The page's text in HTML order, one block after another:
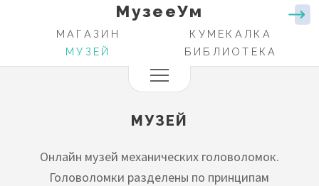
МузееУм
ОСНОВНАЯ
НАВИГАЦИЯ
МУЗЕЙ БИБЛИОТЕКА
МАГАЗИН КУМЕКАЛКА
МУЗЕЙ
Онлайн музей механических головоломок.
Головоломки разделены по принципам